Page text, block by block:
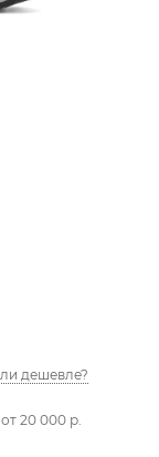
дешевле?
20 000 р.